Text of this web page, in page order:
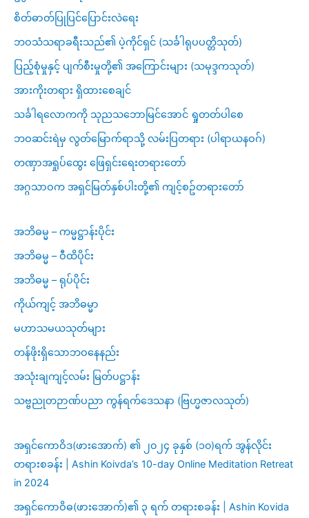
စိတ်ဓာတ်ပြုပြင်ပြောင်းလဲရေး
ဘဝသံသရာခရီးသည်၏ ပဲ့ကိုင်ရှင် (သင်္ခါရုပပတ္တိသုတ်)
ပြည့်စုံမှုနှင့် ပျက်စီးမှုတို့၏ အကြောင်းများ (သမုဒ္ဒကသုတ်)
အားကိုးတရား ရှိထားစေချင်
သင်္ခါရလောကကို သုညသဘောမြင်အောင် ရှုတတ်ပါစေ
ဘဝဆင်းရဲမှ လွတ်မြောက်ရာသို့ လမ်းပြတရား (ပါရာယနဝဂ်)
တဏှာအရှုပ်ထွေး ဖြေရှင်းရေးတရားတော်
အဂ္ဂသာဝက အရှင်မြတ်နှစ်ပါးတို့၏ ကျင့်စဥ်တရားတော်
အဘိဓမ္မ – ကမ္မဋ္ဌာန်းပိုင်း
အဘိဓမ္မ – ဝီထိပိုင်း
အဘိဓမ္မ – ရုပ်ပိုင်း
ကိုယ်ကျင့် အဘိဓမ္မာ
မဟာသမယသုတ်များ
တန်ဖိုးရှိသောဘဝနေနည်း
အသုံးချကျင့်လမ်း မြတ်ပဋ္ဌာန်း
သဗ္ဗညုတဉာဏ်ပညာ ကွန်ရက်ဒေသနာ (ဗြဟ္မဇာလသုတ်)
အရှင်ကောဝိဒ(ဖားအောက်) ၏ ၂၀၂၄ ခုနှစ် (၁၀)ရက် အွန်လိုင်း
တရားစခန်း | Ashin Koivda’s 10-day Online Meditation Retreat
in 2024
အရှင်ကောဝိဓ(ဖားအောက်)၏ ၃ ရက် တရားစခန်း | Ashin Kovida